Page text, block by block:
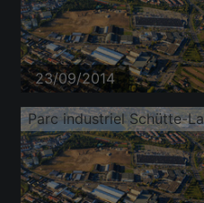
23/09/2014
Parc industriel Schütte-